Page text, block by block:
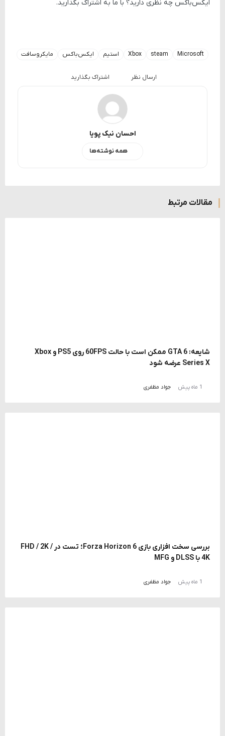
ایکس‌باکس چه نظری دارید؟ با ما به اشتراک بگذارید.
Microsoft
steam
Xbox استیم ایکس‌باکس مایکروسافت
ارسال نظر اشتراک بگذارید
احسان نیک پویا
همه نوشته‌ها
مقالات مرتبط
شایعه: GTA 6 ممکن است با حالت 60FPS روی PS5 و Xbox
Series X عرضه شود
1 ماه پیش جواد مظفری
بررسی سخت افزاری بازی Forza Horizon 6؛ تست در FHD / 2K /
4K با DLSS و MFG
1 ماه پیش جواد مظفری